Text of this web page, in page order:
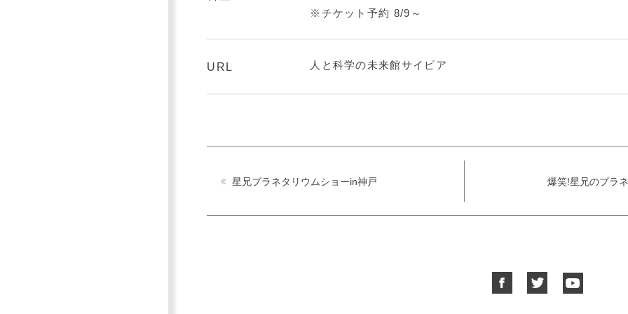
※チケット予約 8/9～
URL 人と科学の未来館サイピア
星兄プラネタリウムショーin神戸 爆笑!星兄のプラ